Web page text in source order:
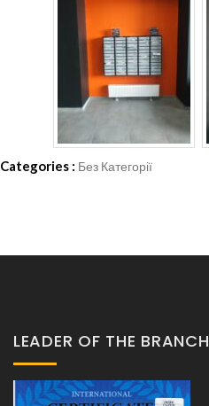
Categories : Без Категорії
LEADER OF THE BRANCH